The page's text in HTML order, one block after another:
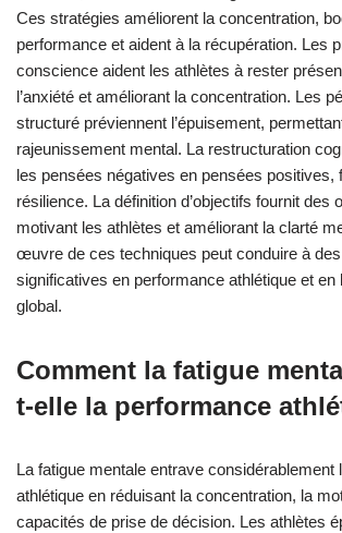
Ces stratégies améliorent la concentration,
performance et aident à la récupération. Les
conscience aident les athlètes à rester
l’anxiété et améliorant la concentration. Les
structuré préviennent l’épuisement,
rajeunissement mental. La restructuration
les pensées négatives en pensées positives,
résilience. La définition d’objectifs fournit des
motivant les athlètes et améliorant la clarté
œuvre de ces techniques peut conduire à
significatives en performance athlétique et en
global.
Comment la fatigue
t-elle la performance
La fatigue mentale entrave considérablement
athlétique en réduisant la concentration, la
capacités de prise de décision. Les athlètes